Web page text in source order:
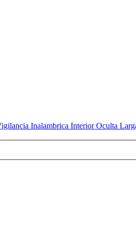
Inalambrica Interior Oculta